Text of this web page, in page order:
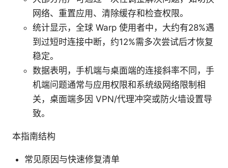
网络、重置应用、清除缓存和检查权限。
统计显示，全球 Warp 使用者中，大约有28%遇
到过短时连接中断，约12%需多次尝试后才恢复
稳定。
数据表明，手机端与桌面端的连接斜率不同，手
机端问题通常与应用权限和系统级网络限制相
关，桌面端多因 VPN/代理冲突或防火墙设置导
致。
本指南结构
常见原因与快速修复清单